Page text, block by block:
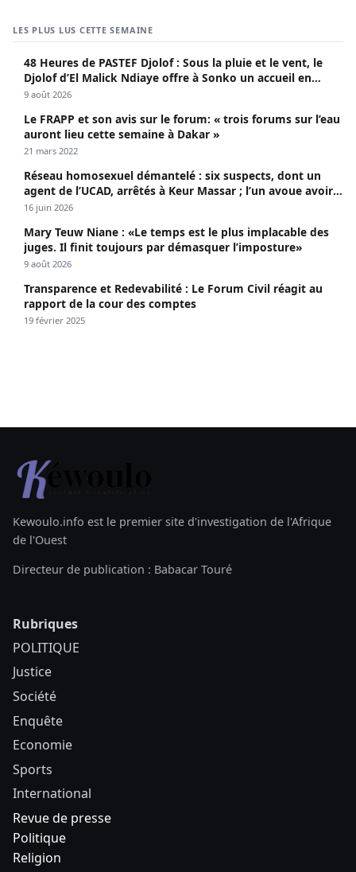
LES PLUS LUS CETTE SEMAINE
48 Heures de PASTEF Djolof : Sous la pluie et le vent, le
Djolof d’El Malick Ndiaye offre à Sonko un accueil en
apothéose
9 août 2026
Le FRAPP et son avis sur le forum: « trois forums sur l’eau
auront lieu cette semaine à Dakar »
21 mars 2022
Réseau homosexuel démantelé : six suspects, dont un
agent de l’UCAD, arrêtés à Keur Massar ; l’un avoue avoir
propagé le VIH depuis 2018
16 juin 2026
Mary Teuw Niane : «Le temps est le plus implacable des
juges. Il finit toujours par démasquer l’imposture»
9 août 2026
Transparence et Redevabilité : Le Forum Civil réagit au
rapport de la cour des comptes
19 février 2025
Kewoulo.info est le premier site d'investigation de l'Afrique
de l'Ouest
Directeur de publication : Babacar Touré
Rubriques
POLITIQUE
Justice
Société
Enquête
Economie
Sports
International
Revue de presse
Politique
Religion